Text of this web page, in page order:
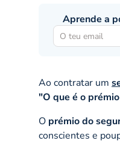
Aprende a
Ao contratar um
"O que é o
O prémio do
conscientes e